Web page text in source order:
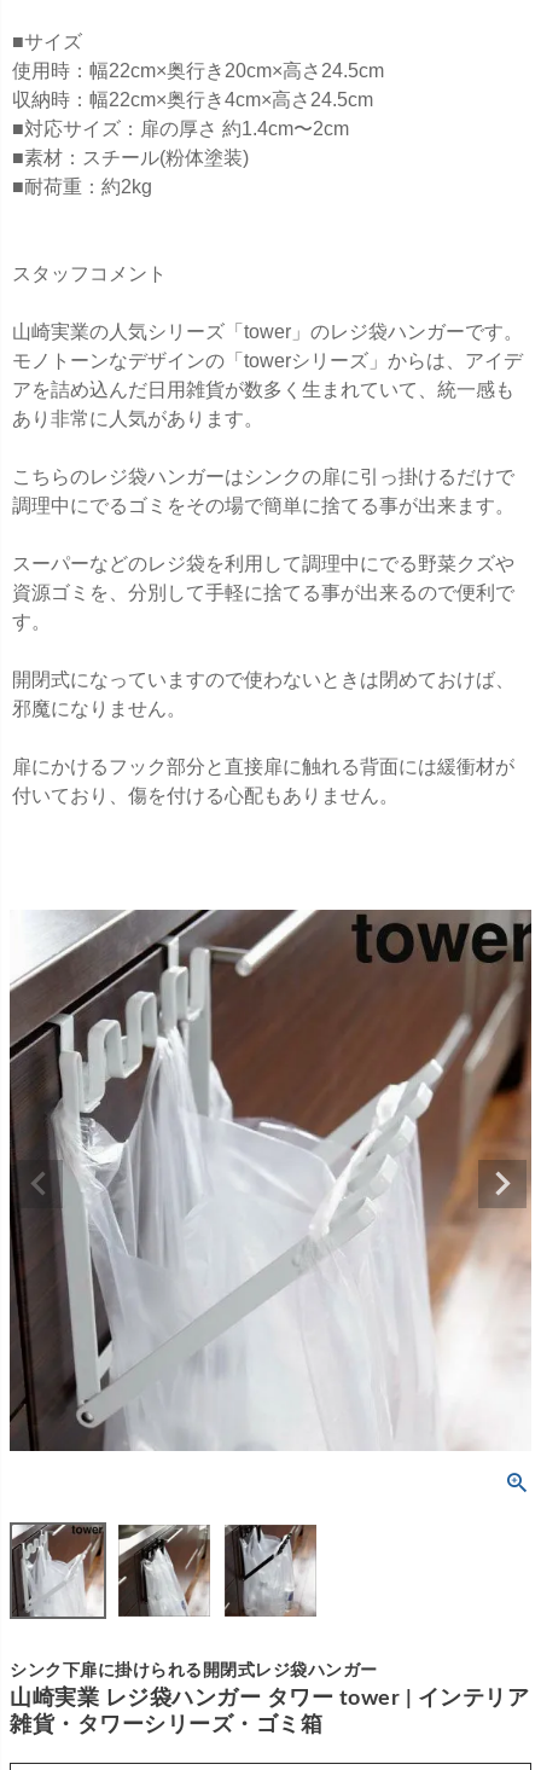
■サイズ
使用時：幅22cm×奥行き20cm×高さ24.5cm
収納時：幅22cm×奥行き4cm×高さ24.5cm
■対応サイズ：扉の厚さ 約1.4cm〜2cm
■素材：スチール(粉体塗装)
■耐荷重：約2kg
スタッフコメント
山崎実業の人気シリーズ「tower」のレジ袋ハンガーです。
モノトーンなデザインの「towerシリーズ」からは、アイデ
アを詰め込んだ日用雑貨が数多く生まれていて、統一感も
あり非常に人気があります。
こちらのレジ袋ハンガーはシンクの扉に引っ掛けるだけで
調理中にでるゴミをその場で簡単に捨てる事が出来ます。
スーパーなどのレジ袋を利用して調理中にでる野菜クズや
資源ゴミを、分別して手軽に捨てる事が出来るので便利で
す。
開閉式になっていますので使わないときは閉めておけば、
邪魔になりません。
扉にかけるフック部分と直接扉に触れる背面には緩衝材が
付いており、傷を付ける心配もありません。
シンク下扉に掛けられる開閉式レジ袋ハンガー
山崎実業 レジ袋ハンガー タワー tower | インテリア
雑貨・タワーシリーズ・ゴミ箱